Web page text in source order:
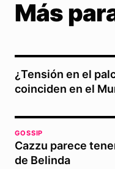
Más
¿Tensión en el
coinciden en el
GOSSIP
Cazzu parece
de Belinda